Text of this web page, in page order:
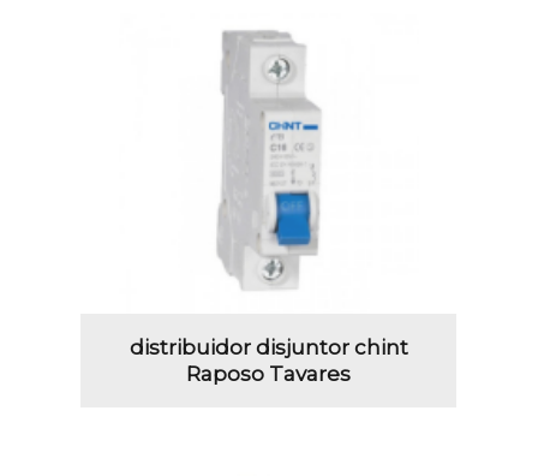
distribuidor disjuntor chint
Raposo Tavares